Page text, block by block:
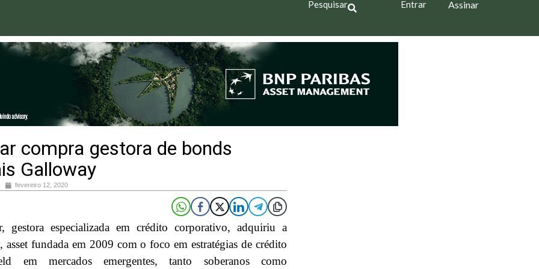
Pesquisar Entrar Assinar
compra gestora de bonds
Galloway
fevereiro 12, 2020
gestora especializada em crédito corporativo, adquiriu a
asset fundada em 2009 com o foco em estratégias de crédito
em mercados emergentes, tanto soberanos como